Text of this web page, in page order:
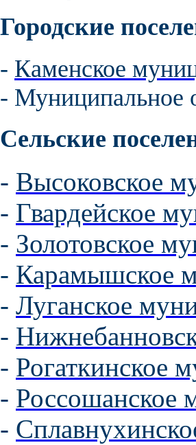
Городские
- Каменское
- Муниципальное
Сельские
- Высоковское
- Гвардейское
- Золотовское
- Карамышское
- Луганское
-
- Рогаткинское
- Россошанское
-